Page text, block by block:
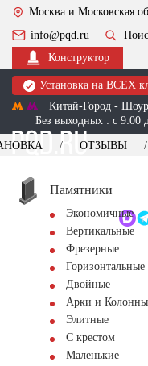
Москва и Московская
info@pqd.ru
Конструктор
Установка на ВСЕХ
Китай-Город -
Без выходных : с 9:00
+7 (495) 518-
Обратный звонок
ОТЗЫВЫ
Памятники
Экономичные
Вертикальные
Фрезерные
Горизонтальные
Двойные
Арки и Колонны
Элитные
С крестом
Маленькие